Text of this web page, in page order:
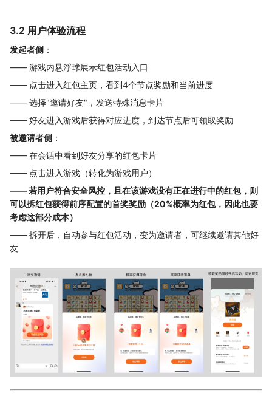
3.2 用户体验流程
发起者侧 ：
—— 游戏内悬浮球展示红包活动入口
—— 点击进入红包主页，看到4个节点奖励和当前进度
—— 选择"邀请好友"，发送特殊消息卡片
—— 好友进入游戏后获得对应进度，到达节点后可领取奖励
被邀请者侧 ：
—— 在会话中看到好友分享的红包卡片
—— 点击进入游戏（转化为游戏用户）
—— 若用户符合安全风控，且在该游戏没有正在进行中的红包，则
可以拆红包获得前序配置的首奖奖励（20%概率为红包，因此也要
考虑这部分成本）
—— 拆开后，自动参与红包活动，变为邀请者，可继续邀请其他好
友